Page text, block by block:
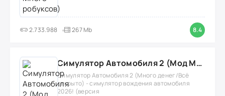
2.733.988 267 Mb 8.4
Симулятор Автомобиля 2 (Мод Много денег/Всё открыто)
Симулятор Автомобиля 2 (Много денег/Всё
открыто) - симулятор вождения автомобиля
2026! (версия